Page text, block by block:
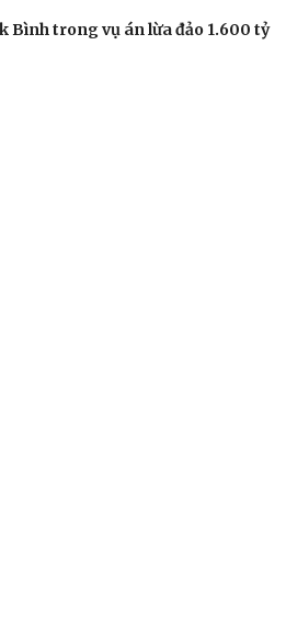
Bình trong vụ án lừa đảo 1.600 tỷ